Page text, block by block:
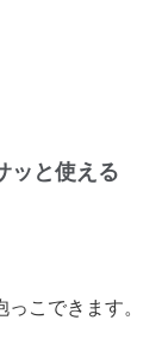
ッと使える
こできます。